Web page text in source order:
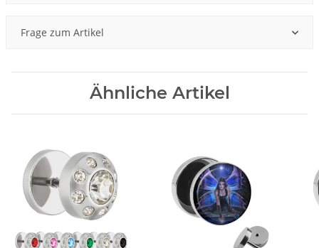
Frage zum Artikel
Ähnliche Artikel